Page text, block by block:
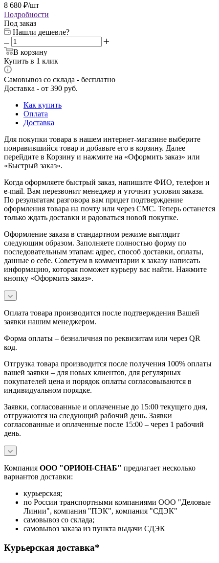
8 680 ₽/шт
Подробности
Под заказ
Нашли дешевле?
В корзину
Купить в 1 клик
Самовывоз со склада - бесплатно
Доставка - от 390 руб.
Как купить
Оплата
Доставка
Для покупки товара в нашем интернет-магазине выберите
понравившийся товар и добавьте его в корзину. Далее
перейдите в Корзину и нажмите на «Оформить заказ» или
«Быстрый заказ».
Когда оформляете быстрый заказ, напишите ФИО, телефон и
e-mail. Вам перезвонит менеджер и уточнит условия заказа.
По результатам разговора вам придет подтверждение
оформления товара на почту или через СМС. Теперь останется
только ждать доставки и радоваться новой покупке.
Оформление заказа в стандартном режиме выглядит
следующим образом. Заполняете полностью форму по
последовательным этапам: адрес, способ доставки, оплаты,
данные о себе. Советуем в комментарии к заказу написать
информацию, которая поможет курьеру вас найти. Нажмите
кнопку «Оформить заказ».
Оплата товара производится после подтверждения Вашей
заявки нашим менеджером.
Форма оплаты – безналичная по реквизитам или через QR
код.
Отгрузка товара производится после получения 100% оплаты
вашей заявки – для новых клиентов, для регулярных
покупателей цена и порядок оплаты согласовываются в
индивидуальном порядке.
Заявки, согласованные и оплаченные до 15:00 текущего дня,
отгружаются на следующий рабочий день. Заявки
согласованные и оплаченные после 15:00 – через 1 рабочий
день.
Компания ООО "ОРИОН-СНАБ" предлагает несколько
вариантов доставки:
курьерская;
по России транспортными компаниями ООО "Деловые
Линии", компания "ПЭК", компания "СДЭК"
самовывоз со склада;
самовывоз заказа из пункта выдачи СДЭК
Курьерская доставка*